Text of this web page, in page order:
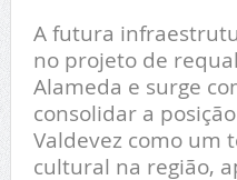
A futura
no projeto de
Alameda e surge
consolidar a
Valdevez como um
cultural na região,